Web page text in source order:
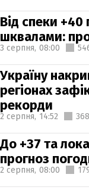
Від спеки +40
шквалами:
3 серпня, 08:00
Україну
регіонах
рекорди
2 серпня, 14:52
До +37 та
прогноз
2 серпня, 08:00